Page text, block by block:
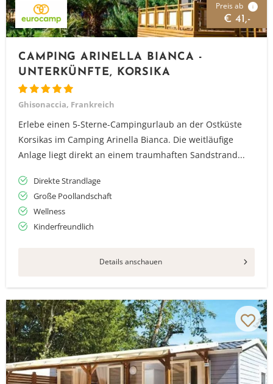
Preis ab i
€ 41,-
CAMPING ARINELLA BIANCA -
UNTERKÜNFTE, KORSIKA
Ghisonaccia, Frankreich
Erlebe einen 5-Sterne-Campingurlaub an der Ostküste
Korsikas im Camping Arinella Bianca. Die weitläufige
Anlage liegt direkt an einem traumhaften Sandstrand...
Direkte Strandlage
Große Poollandschaft
Wellness
Kinderfreundlich
Details anschauen